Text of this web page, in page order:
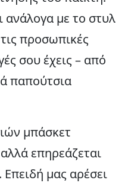
ανάλογα με το στυλ
προσωπικές
σου έχεις – από
παπούτσια
μπάσκετ
επηρεάζεται
μας αρέσει